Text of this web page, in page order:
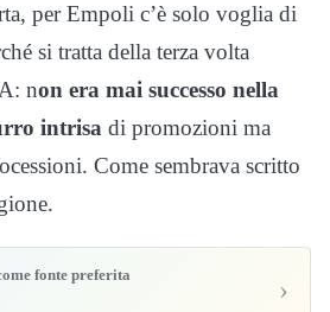
per Empoli c’è solo voglia di
si tratta della terza volta
non era mai successo nella
intrisa di promozioni ma
Come sembrava scritto
fonte preferita ›